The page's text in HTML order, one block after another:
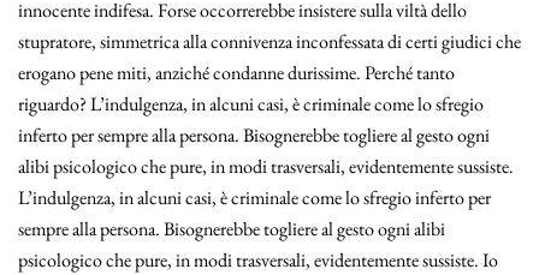
innocente indifesa. Forse occorrerebbe insistere sulla viltà dello
stupratore, simmetrica alla connivenza inconfessata di certi giudici che
erogano pene miti, anziché condanne durissime. Perché tanto
riguardo? L’indulgenza, in alcuni casi, è criminale come lo sfregio
inferto per sempre alla persona. Bisognerebbe togliere al gesto ogni
alibi psicologico che pure, in modi trasversali, evidentemente sussiste.
L’indulgenza, in alcuni casi, è criminale come lo sfregio inferto per
sempre alla persona. Bisognerebbe togliere al gesto ogni alibi
psicologico che pure, in modi trasversali, evidentemente sussiste. Io